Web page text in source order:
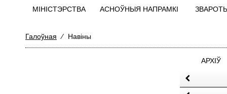
МIНIСТЭРСТВА АСНОЎНЫЯ НАПРАМКI
Галоўная ⁄ Навіны
АРХІЎ